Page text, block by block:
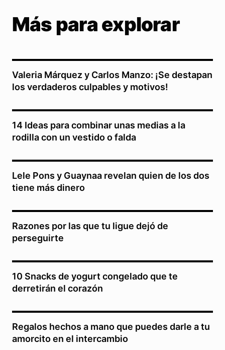
Más para explorar
Valeria Márquez y Carlos Manzo: ¡Se destapan
los verdaderos culpables y motivos!
14 Ideas para combinar unas medias a la
rodilla con un vestido o falda
Lele Pons y Guaynaa revelan quien de los dos
tiene más dinero
Razones por las que tu ligue dejó de
perseguirte
10 Snacks de yogurt congelado que te
derretirán el corazón
Regalos hechos a mano que puedes darle a tu
amorcito en el intercambio